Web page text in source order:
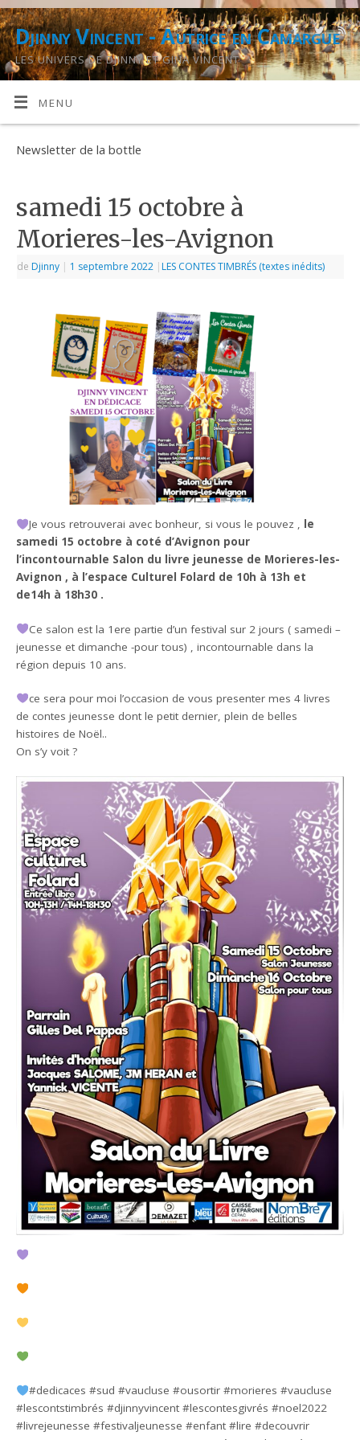
Djinny Vincent - Autrice en Camargue
LES UNIVERS DE DJINNY ET GINA VINCENT
MENU
Newsletter de la bottle
samedi 15 octobre à
Morieres-les-Avignon
de Djinny | 1 septembre 2022 | LES CONTES TIMBRÉS (textes inédits)
Je vous retrouverai avec bonheur, si vous le pouvez , le
samedi 15 octobre à coté d’Avignon pour
l’incontournable Salon du livre jeunesse de Morieres-les-
Avignon , à l’espace Culturel Folard de 10h à 13h et
de14h à 18h30 .
Ce salon est la 1ere partie d’un festival sur 2 jours ( samedi –
jeunesse et dimanche -pour tous) , incontournable dans la
région depuis 10 ans.
ce sera pour moi l’occasion de vous presenter mes 4 livres
de contes jeunesse dont le petit dernier, plein de belles
histoires de Noël..
On s’y voit ?
#dedicaces #sud #vaucluse #ousortir #morieres #vaucluse
#lescontstimbrés #djinnyvincent #lescontesgivrés #noel2022
#livrejeunesse #festivaljeunesse #enfant #lire #decouvrir